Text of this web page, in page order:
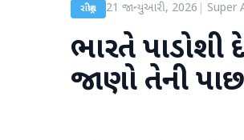
રાષ્ટ્રીય 21 જાન્યુઆરી, 2026 Super
ભારતે
જાણો તેની